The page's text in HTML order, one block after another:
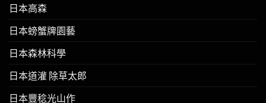
日本高森
日本螃蟹牌園藝
日本森林科學
日本道灌 除草太郎
日本豐稔光山作